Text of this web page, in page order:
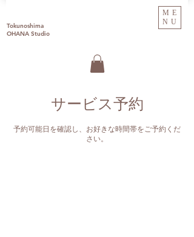
Tokunoshima
OHANA Studio
ME
NU
サービス予約
予約可能日を確認し、お好きな時間帯をご予約くだ
さい。